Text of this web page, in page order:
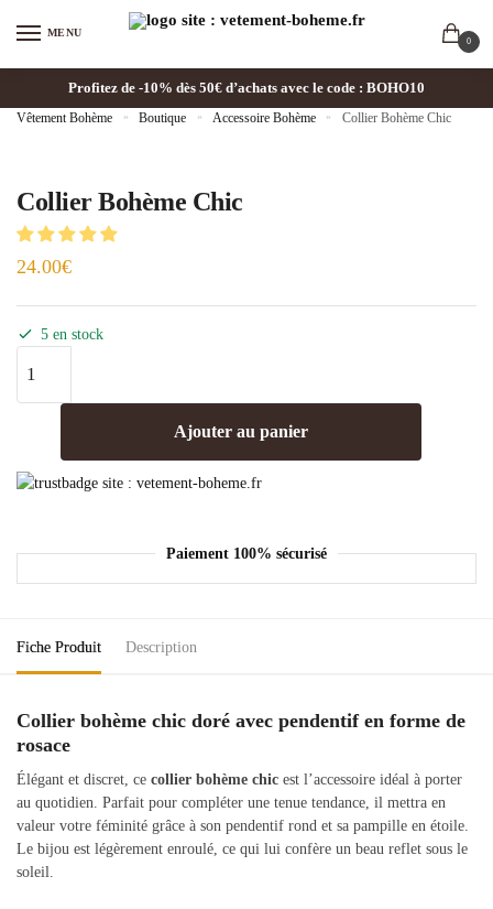
MENU
0
Profitez de -10% dès 50€ d’achats avec le code : BOHO10
Vêtement Bohème » Boutique » Accessoire Bohème » Collier Bohème Chic
Collier Bohème Chic
24.00€
5 en stock
Ajouter au panier
Paiement 100% sécurisé
Fiche Produit Description
Collier bohème chic doré avec pendentif en forme de
rosace
Élégant et discret, ce collier bohème chic est l’accessoire idéal à porter
au quotidien. Parfait pour compléter une tenue tendance, il mettra en
valeur votre féminité grâce à son pendentif rond et sa pampille en étoile.
Le bijou est légèrement enroulé, ce qui lui confère un beau reflet sous le
soleil.